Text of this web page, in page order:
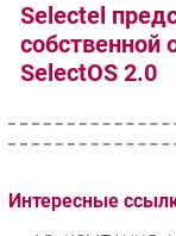
Selectel
собственной
SelectOS 2.0
Интересные